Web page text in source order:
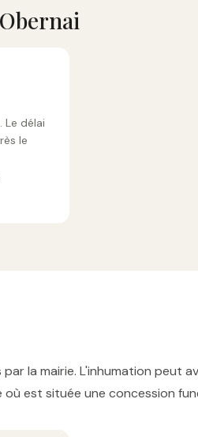
Le délai
le
la mairie. L'inhumation peut
est située une concession